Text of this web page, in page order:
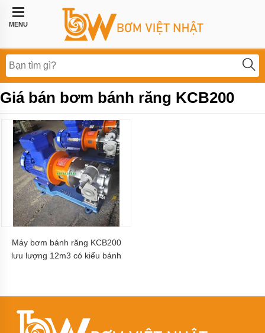
MENU
Trang
chủ
công
nghiệp
thực
BƠM
LI
TÂM
BƠM
MÀNG
KHÍ
NÉN
Bơm
hóa
lỏng,
bơm
Bơm
dầu
truyền
nhiệt
Giá bán bơm bánh răng KCB200
Máy bơm bánh răng KCB200
lưu lượng 12m3 có kiểu bánh